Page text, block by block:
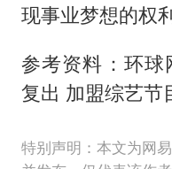
现事业梦想的权利
参考资料：环
复出 加盟综艺节
特别声明：本文为网